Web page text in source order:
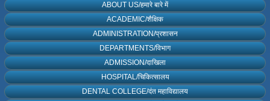
ABOUT US/हमारे बारे में
ACADEMIC/शैक्षिक
ADMINISTRATION/प्रशासन
DEPARTMENTS/विभाग
ADMISSION/दाखिला
HOSPITAL/चिकित्सालय
DENTAL COLLEGE/दंत महाविद्यालय